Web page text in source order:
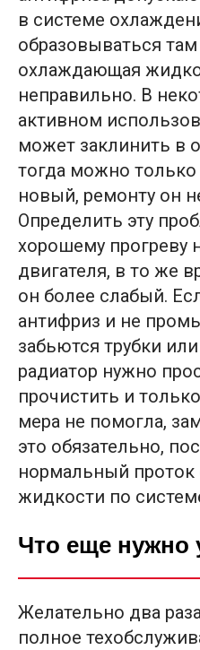
в системе
образовываться
охлаждающая
неправильно. В
активном
может заклинить в
тогда можно только
новый, ремонту он
Определить эту
хорошему прогреву
двигателя, в то же
он более слабый.
антифриз и не
забьются трубки
радиатор нужно
прочистить и
мера не помогла,
это обязательно,
нормальный
жидкости по
Что еще нужно
Желательно два
полное